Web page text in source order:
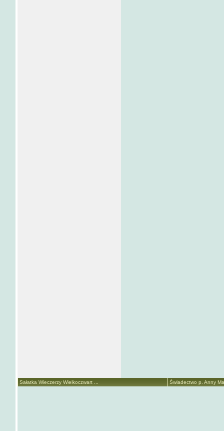
Sałatka Wieczerzy Wielkoczwart ... Świadectwo p. Anny